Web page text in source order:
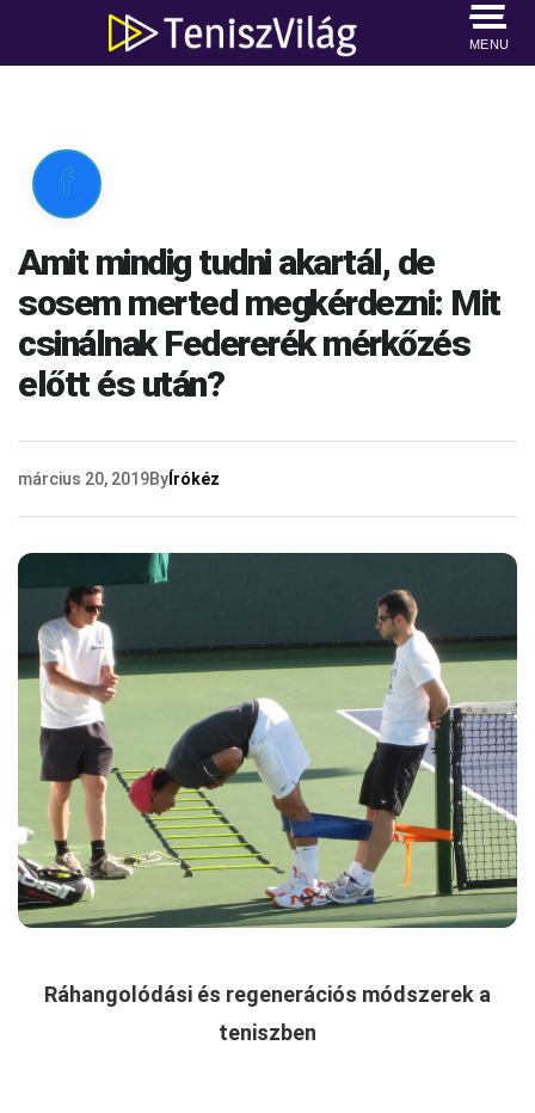
MENU

Amit mindig tudni akartál, de
sosem merted megkérdezni: Mit
csinálnak Federerék mérkőzés
előtt és után?
március 20, 2019By Írókéz
Ráhangolódási és regenerációs módszerek a
teniszben